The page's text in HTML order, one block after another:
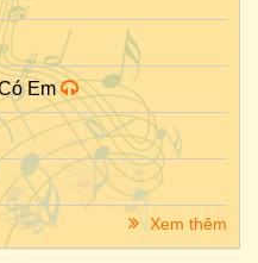
Em
Xem thêm